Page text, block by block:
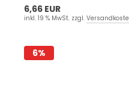
6,66 EUR
inkl. 19 % MwSt. zzgl.
6%